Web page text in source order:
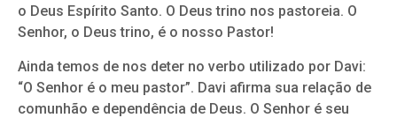
o Deus Espírito Santo. O Deus trino nos pastoreia. O
Senhor, o Deus trino, é o nosso Pastor!
Ainda temos de nos deter no verbo utilizado por Davi:
“O Senhor é o meu pastor”. Davi afirma sua relação de
comunhão e dependência de Deus. O Senhor é seu